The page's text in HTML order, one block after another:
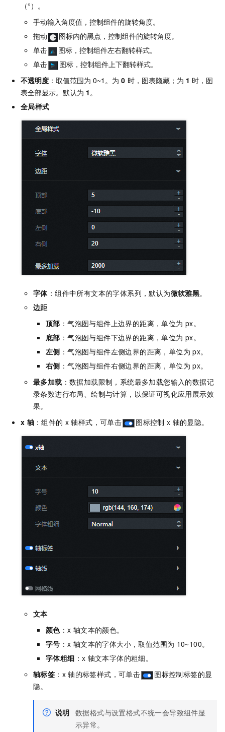
（°）。
手动输入角度值，控制组件的旋转角度。
拖动
图标内的黑点，控制组件的旋转角度。
单击
图标，控制组件左右翻转样式。
单击
图标，控制组件上下翻转样式。
不透明度 ：取值范围为 0~1。为 0 时，图表隐藏；为 1 时，图
表全部显示。默认为 1。
全局样式
字体：组件中所有文本的字体系列，默认为微软雅黑。
边距
顶部 ：气泡图与组件上边界的距离，单位为 px。
底部 ：气泡图与组件下边界的距离，单位为 px。
左侧 ：气泡图与组件左侧边界的距离，单位为 px。
右侧 ：气泡图与组件右侧边界的距离，单位为 px。
最多加载 ：数据加载限制，系统最多加载您输入的数据记
录条数进行布局、绘制与计算，以保证可视化应用展示效
果。
x 轴 ：组件的 x 轴样式，可单击 图标控制 x 轴的显隐。
文本
颜色：x 轴文本的颜色。
字号 ：x 轴文本的字体大小，取值范围为 10~100。
字体粗细 ：x 轴文本字体的粗细。
轴标签 ：x 轴的标签样式，可单击
图标控制标签的显
隐。
说明 数据格式与设置格式不统一会导致组件显
示异常。